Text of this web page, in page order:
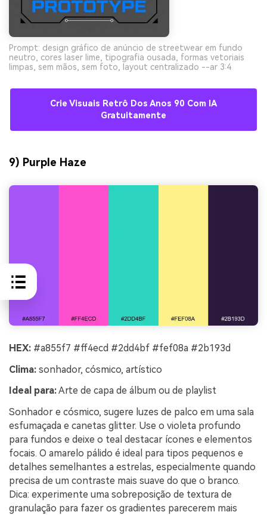
Prompt: design gráfico de anúncio de streetwear em fundo
neutro, cores laser lime, tipografia ousada, formas vetoriais
limpas, sem mãos, sem foto, layout centralizado --ar 3:4
Crie Visuais Retrô Dos Anos 90 Com IA
Gratuitamente
9) Purple Haze
HEX: #a855f7 #ff4ecd #2dd4bf #fef08a #2b193d
Clima: sonhador, cósmico, artístico
Ideal para:Arte de capa de álbum ou de playlist
Sonhador e cósmico, sugere luzes de palco em uma sala
esfumaçada e canetas glitter. Use o violeta profundo
para fundos e deixe o teal destacar ícones e elementos
focais. O amarelo pálido é ideal para tipos pequenos e
detalhes semelhantes a estrelas, especialmente quando
precisa de um contraste mais suave do que o branco.
Dica: experimente uma sobreposição de textura de
granulação para fazer os gradientes parecerem mais